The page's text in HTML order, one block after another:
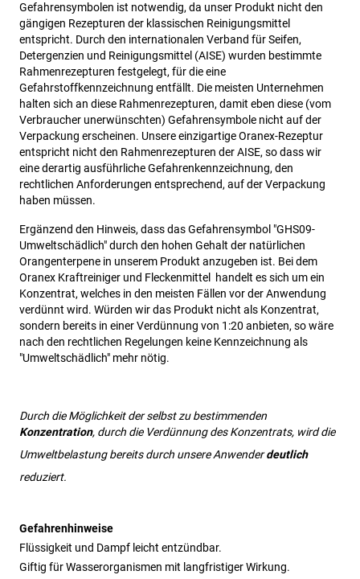
Gefahrensymbolen ist notwendig, da unser Produkt nicht den
gängigen Rezepturen der klassischen Reinigungsmittel
entspricht. Durch den internationalen Verband für Seifen,
Detergenzien und Reinigungsmittel (AISE) wurden bestimmte
Rahmenrezepturen festgelegt, für die eine
Gefahrstoffkennzeichnung entfällt. Die meisten Unternehmen
halten sich an diese Rahmenrezepturen, damit eben diese (vom
Verbraucher unerwünschten) Gefahrensymbole nicht auf der
Verpackung erscheinen. Unsere einzigartige Oranex-Rezeptur
entspricht nicht den Rahmenrezepturen der AISE, so dass wir
eine derartig ausführliche Gefahrenkennzeichnung, den
rechtlichen Anforderungen entsprechend, auf der Verpackung
haben müssen.
Ergänzend den Hinweis, dass das Gefahrensymbol "GHS09-
Umweltschädlich" durch den hohen Gehalt der natürlichen
Orangenterpene in unserem Produkt anzugeben ist. Bei dem
Oranex Kraftreiniger und Fleckenmittel  handelt es sich um ein
Konzentrat, welches in den meisten Fällen vor der Anwendung
verdünnt wird. Würden wir das Produkt nicht als Konzentrat,
sondern bereits in einer Verdünnung von 1:20 anbieten, so wäre
nach den rechtlichen Regelungen keine Kennzeichnung als
"Umweltschädlich" mehr nötig.
Durch die Möglichkeit der selbst zu bestimmenden
Konzentration, durch die Verdünnung des Konzentrats, wird die
Umweltbelastung bereits durch unsere Anwender deutlich
reduziert.
Gefahrenhinweise
Flüssigkeit und Dampf leicht entzündbar.
Giftig für Wasserorganismen mit langfristiger Wirkung.